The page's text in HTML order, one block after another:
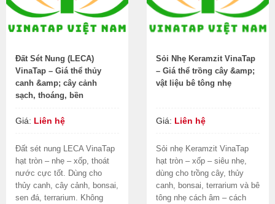
Đất Sét Nung (LECA)
VinaTap – Giá thể thủy
canh &amp; cây cảnh
sạch, thoáng, bền
Giá: Liên hệ
Đất sét nung LECA VinaTap
hạt tròn – nhẹ – xốp, thoát
nước cực tốt. Dùng cho
thủy canh, cây cảnh, bonsai,
sen đá, terrarium. Không
Sỏi Nhẹ Keramzit VinaTap
– Giá thể trồng cây &amp;
vật liệu bê tông nhẹ
Giá: Liên hệ
Sỏi nhẹ Keramzit VinaTap
hạt tròn – xốp – siêu nhẹ,
dùng cho trồng cây, thủy
canh, bonsai, terrarium và bê
tông nhẹ cách âm – cách